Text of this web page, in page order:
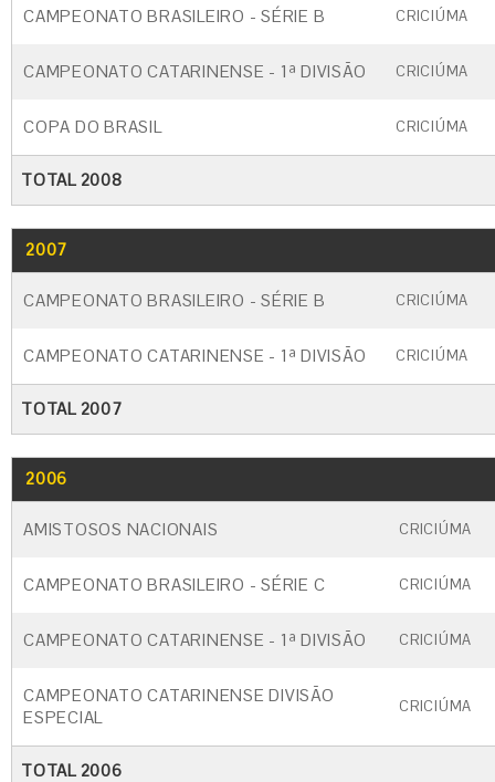
CAMPEONATO BRASILEIRO - SÉRIE B CRICIÚMA
CAMPEONATO CATARINENSE - 1ª DIVISÃO CRICIÚMA
COPA DO BRASIL CRICIÚMA
TOTAL 2008
2007
CAMPEONATO BRASILEIRO - SÉRIE B CRICIÚMA
CAMPEONATO CATARINENSE - 1ª DIVISÃO CRICIÚMA
TOTAL 2007
2006
AMISTOSOS NACIONAIS CRICIÚMA
CAMPEONATO BRASILEIRO - SÉRIE C CRICIÚMA
CAMPEONATO CATARINENSE - 1ª DIVISÃO CRICIÚMA
CAMPEONATO CATARINENSE DIVISÃO
ESPECIAL
CRICIÚMA
TOTAL 2006